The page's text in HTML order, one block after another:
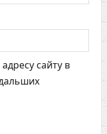
сайту в